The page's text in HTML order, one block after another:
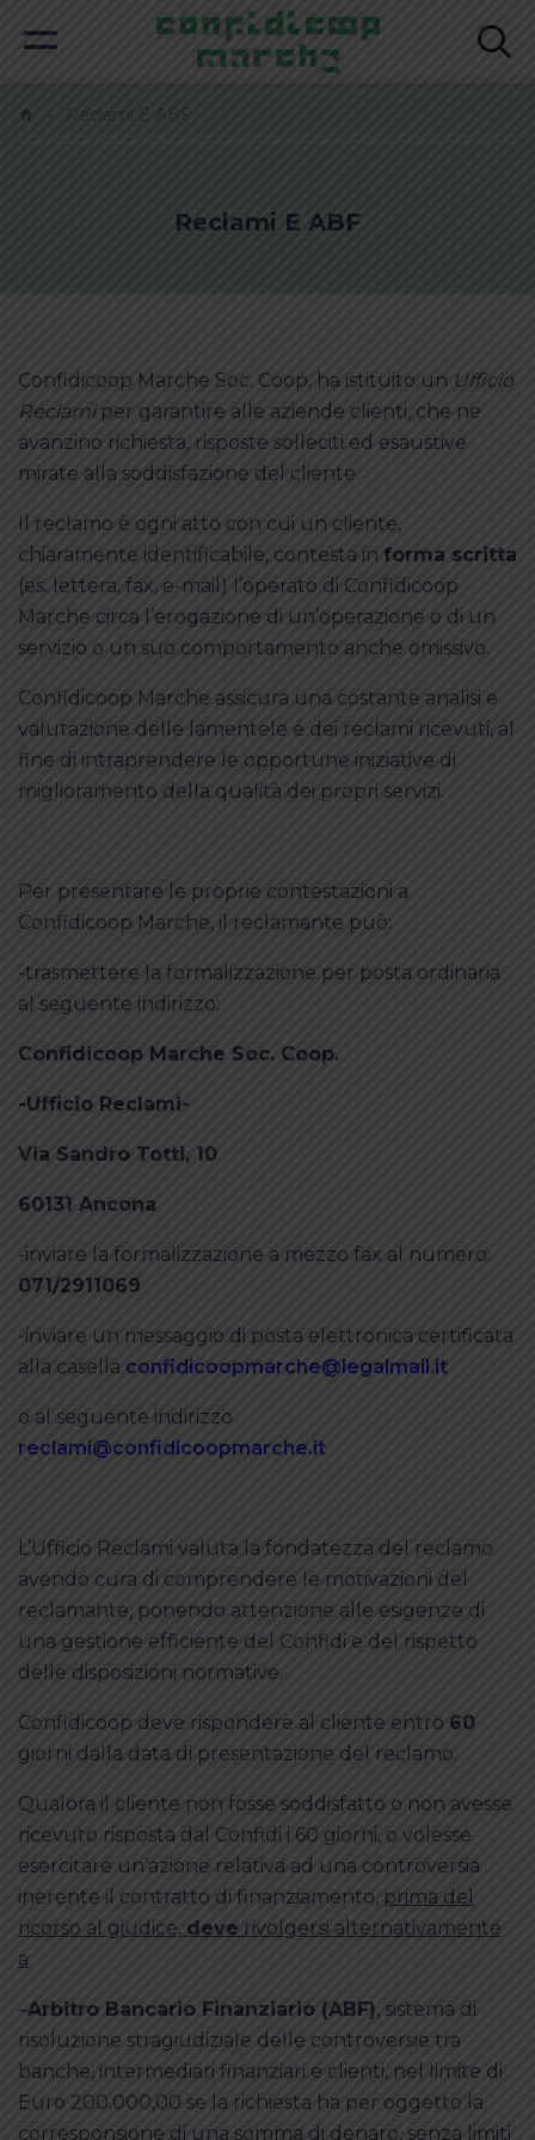
Reclami E ABF
Reclami E ABF
Confidicoop Marche Soc. Coop. ha istituito un Ufficio
Reclamiper garantire alle aziende clienti, che ne
avanzino richiesta, risposte solleciti ed esaustive
mirate alla soddisfazione del cliente.
Il reclamo è ogni atto con cui un cliente,
chiaramente identificabile, contesta in forma scritta
(es. lettera, fax, e-mail) l’operato di Confidicoop
Marche circa l’erogazione di un’operazione o di un
servizio o un suo comportamento anche omissivo.
Confidicoop Marche assicura una costante analisi e
valutazione delle lamentele e dei reclami ricevuti, al
fine di intraprendere le opportune iniziative di
miglioramento della qualità dei propri servizi.
Per presentare le proprie contestazioni a
Confidicoop Marche, il reclamante può:
-trasmettere la formalizzazione per posta ordinaria
al seguente indirizzo:
Confidicoop Marche Soc. Coop.
-Ufficio Reclami-
Via Sandro Totti, 10
60131 Ancona
-inviare la formalizzazione a mezzo fax al numero:
071/2911069
-inviare un messaggio di posta elettronica certificata
alla casella confidicoopmarche@legalmail.it
o al seguente indirizzo
reclami@confidicoopmarche.it
L’Ufficio Reclami valuta la fondatezza del reclamo
avendo cura di comprendere le motivazioni del
reclamante, ponendo attenzione alle esigenze di
una gestione efficiente del Confidi e del rispetto
delle disposizioni normative.
Confidicoop deve rispondere al cliente entro 60
giorni dalla data di presentazione del reclamo.
Qualora il cliente non fosse soddisfatto o non avesse
ricevuto risposta dal Confidi i 60 giorni, o volesse
esercitare un’azione relativa ad una controversia
inerente il contratto di finanziamento, prima del
ricorso al giudice, deve rivolgersi alternativamente
a:
–Arbitro Bancario Finanziario (ABF), sistema di
risoluzione stragiudiziale delle controversie tra
banche, intermediari finanziari e clienti, nel limite di
Euro 200.000,00 se la richiesta ha per oggetto la
corresponsione di una somma di denaro, senza limiti